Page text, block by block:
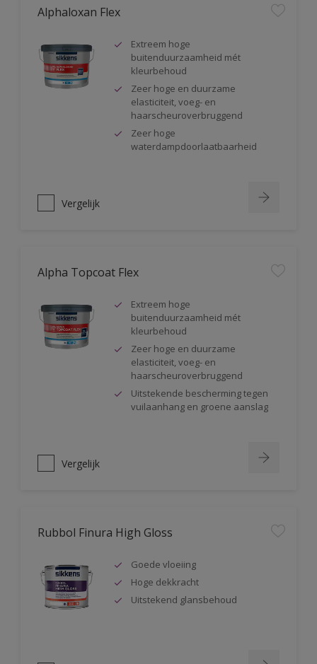
Alphaloxan Flex
Extreem hoge
buitenduurzaamheid mét
kleurbehoud
Zeer hoge en duurzame
elasticiteit, voeg- en
haarscheuroverbruggend
Zeer hoge
waterdampdoorlaatbaarheid
Vergelijk
Alpha Topcoat Flex
Extreem hoge
buitenduurzaamheid mét
kleurbehoud
Zeer hoge en duurzame
elasticiteit, voeg- en
haarscheuroverbruggend
Uitstekende bescherming tegen
vuilaanhang en groene aanslag
Vergelijk
Rubbol Finura High Gloss
Goede vloeiing
Hoge dekkracht
Uitstekend glansbehoud